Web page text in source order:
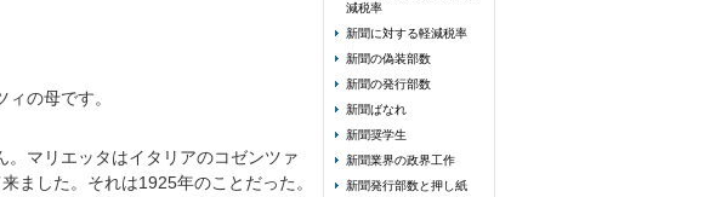
の母です。
。マリエッタはイタリアのコゼンツァ
ました。それは1925年のことだった。
減税率
新聞に対する軽減税率
新聞の偽装部数
新聞の発行部数
新聞ばなれ
新聞奨学生
新聞業界の政界工作
新聞発行部数と押し紙